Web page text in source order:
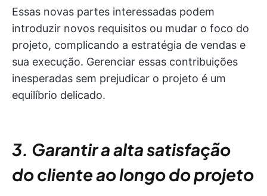
Essas novas partes interessadas podem
introduzir novos requisitos ou mudar o foco do
projeto, complicando a estratégia de vendas e
sua execução. Gerenciar essas contribuições
inesperadas sem prejudicar o projeto é um
equilíbrio delicado.
3. Garantir a alta satisfação
do cliente ao longo do projeto